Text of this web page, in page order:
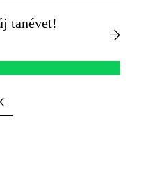
tanévet!